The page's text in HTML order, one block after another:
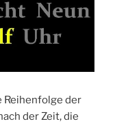
Reihenfolge der
der Zeit, die